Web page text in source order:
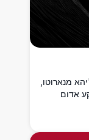
מנארוטו,
אדום